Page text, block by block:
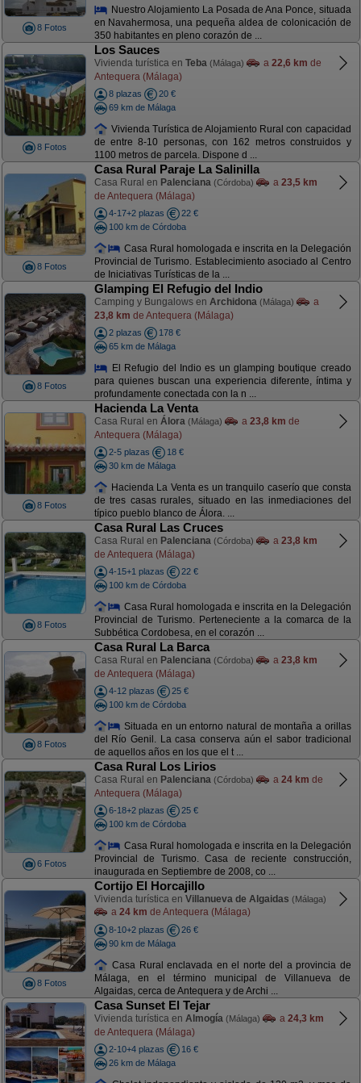
8 Fotos
Nuestro Alojamiento La Posada de Ana Ponce, situada
en Navahermosa, una pequeña aldea de colonicación de
350 habitantes en pleno corazón de ...
8 Fotos
Los Sauces
Vivienda turística en Teba (Málaga) a 22,6 km de
Antequera (Málaga)
8 plazas
20 €
69 km de Málaga
Vivienda Turística de Alojamiento Rural con capacidad
de entre 8-10 personas, con 162 metros construidos y
1100 metros de parcela. Dispone d ...
8 Fotos
Casa Rural Paraje La Salinilla
Casa Rural en Palenciana (Córdoba) a 23,5 km
de Antequera (Málaga)
4-17+2 plazas
22 €
100 km de Córdoba
Casa Rural homologada e inscrita en la Delegación
Provincial de Turismo. Establecimiento asociado al Centro
de Iniciativas Turísticas de la ...
8 Fotos
Glamping El Refugio del Indio
Camping y Bungalows en Archidona (Málaga)
a
23,8 km de Antequera (Málaga)
2 plazas
178 €
65 km de Málaga
El Refugio del Indio es un glamping boutique creado
para quienes buscan una experiencia diferente, íntima y
profundamente conectada con la n ...
8 Fotos
Hacienda La Venta
Casa Rural en Álora (Málaga) a 23,8 km de
Antequera (Málaga)
2-5 plazas
18 €
30 km de Málaga
Hacienda La Venta es un tranquilo caserío que consta
de tres casas rurales, situado en las inmediaciones del
típico pueblo blanco de Álora. ...
8 Fotos
Casa Rural Las Cruces
Casa Rural en Palenciana (Córdoba) a 23,8 km
de Antequera (Málaga)
4-15+1 plazas
22 €
100 km de Córdoba
Casa Rural homologada e inscrita en la Delegación
Provincial de Turismo. Perteneciente a la comarca de la
Subbética Cordobesa, en el corazón ...
8 Fotos
Casa Rural La Barca
Casa Rural en Palenciana (Córdoba) a 23,8 km
de Antequera (Málaga)
4-12 plazas
25 €
100 km de Córdoba
Situada en un entorno natural de montaña a orillas
del Río Genil. La casa conserva aún el sabor tradicional
de aquellos años en los que el t ...
6 Fotos
Casa Rural Los Lirios
Casa Rural en Palenciana (Córdoba) a 24 km de
Antequera (Málaga)
6-18+2 plazas
25 €
100 km de Córdoba
Casa Rural homologada e inscrita en la Delegación
Provincial de Turismo. Casa de reciente construcción,
inaugurada en Septiembre de 2008, co ...
8 Fotos
Cortijo El Horcajillo
Vivienda turística en Villanueva de Algaidas (Málaga)
a 24 km de Antequera (Málaga)
8-10+2 plazas
26 €
90 km de Málaga
Casa Rural enclavada en el norte del a provincia de
Málaga, en el término municipal de Villanueva de
Algaidas, cerca de Antequera y de Archi ...
Casa Sunset El Tejar
Vivienda turística en Almogía (Málaga) a 24,3 km
de Antequera (Málaga)
2-10+4 plazas
16 €
26 km de Málaga